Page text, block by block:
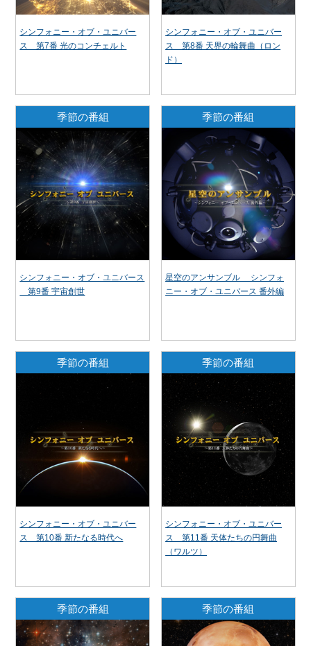
シンフォニー・オブ・ユニバー
ス 第7番 光のコンチェルト
シンフォニー・オブ・ユニバー
ス 第8番 天界の輪舞曲（ロン
ド）
季節の番組
シンフォニー・オブ・ユニバース
第9番 宇宙創世
季節の番組
星空のアンサンブル シンフォ
ニー・オブ・ユニバース 番外編
季節の番組
シンフォニー・オブ・ユニバー
ス 第10番 新たなる時代へ
季節の番組
シンフォニー・オブ・ユニバー
ス 第11番 天体たちの円舞曲
（ワルツ）
季節の番組 季節の番組